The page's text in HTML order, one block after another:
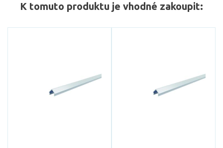
K tomuto produktu je vhodné zakoupit: